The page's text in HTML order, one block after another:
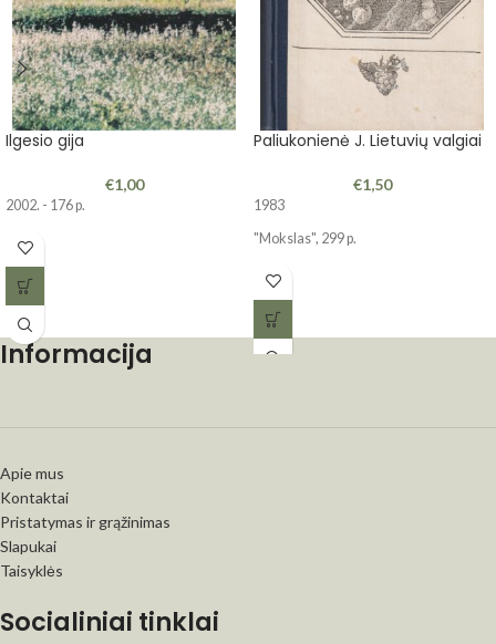
Ilgesio gija
€1,00
2002. - 176 p.
Paliukonienė J. Lietuvių valgiai
€1,50
1983
"Mokslas", 299 p.
Informacija
Apie mus
Kontaktai
Pristatymas ir grąžinimas
Slapukai
Taisyklės
Socialiniai tinklai